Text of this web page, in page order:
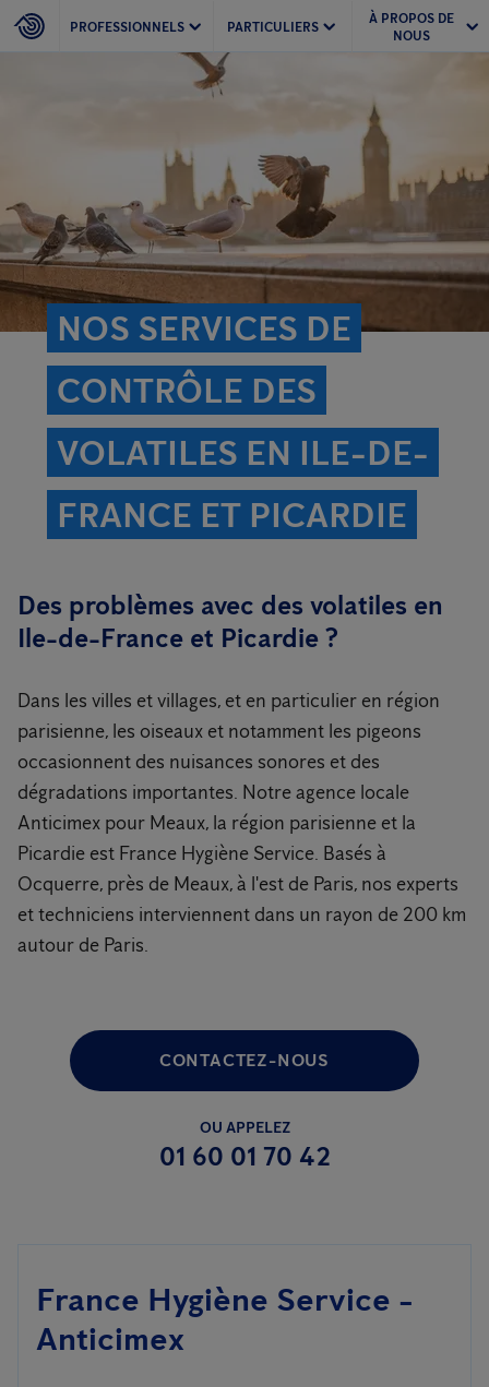
PROFESSIONNELS PARTICULIERS
À PROPOS DE
NOUS
NOS SERVICES DE
CONTRÔLE DES
VOLATILES EN ILE-DE-
FRANCE ET PICARDIE
Des problèmes avec des volatiles en
Ile-de-France et Picardie ?
Dans les villes et villages, et en particulier en région
parisienne, les oiseaux et notamment les pigeons
occasionnent des nuisances sonores et des
dégradations importantes. Notre agence locale
Anticimex pour Meaux, la région parisienne et la
Picardie est France Hygiène Service. Basés à
Ocquerre, près de Meaux, à l'est de Paris, nos experts
et techniciens interviennent dans un rayon de 200 km
autour de Paris.
CONTACTEZ-NOUS
OU APPELEZ
01 60 01 70 42
France Hygiène Service -
Anticimex